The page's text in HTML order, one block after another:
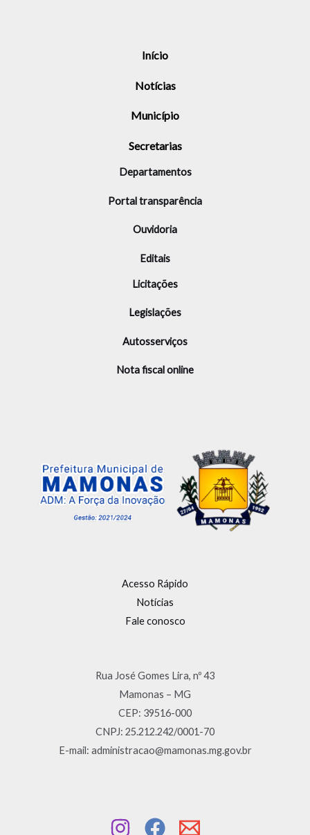
Início
Notícias
Município
Secretarias
Departamentos
Portal transparência
Ouvidoria
Editais
Licitações
Legislações
Autosserviços
Nota fiscal online
Acesso Rápido
Notícias
Fale conosco
Rua José Gomes Lira, nº 43
Mamonas – MG
CEP: 39516-000
CNPJ: 25.212.242/0001-70
E-mail: administracao@mamonas.mg.gov.br